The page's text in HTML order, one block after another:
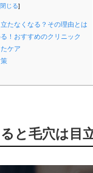
閉じる]
たなくなる？その理由とは
！おすすめのクリニック
ケア
と毛穴は目